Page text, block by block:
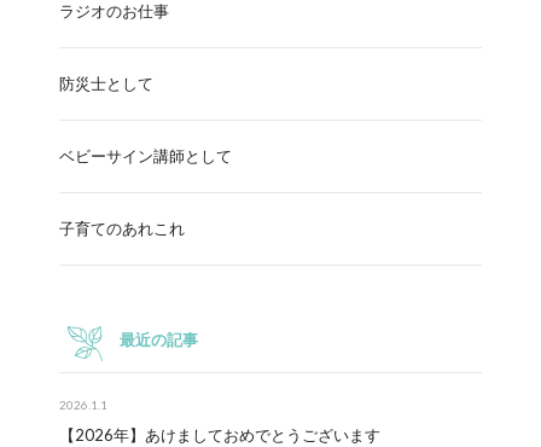
ラジオのお仕事
防災士として
ベビーサイン講師として
子育てのあれこれ
最近の記事
2026.1.1
【2026年】あけましておめでとうございます